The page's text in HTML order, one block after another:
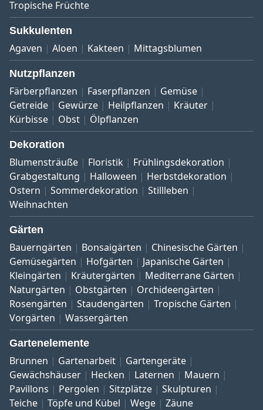
Tropische Früchte
Sukkulenten
Agaven Aloen Kakteen Mittagsblumen
Nutzpflanzen
Färberpflanzen Faserpflanzen
Gemüse
Getreide
Gewürze Heilpflanzen
Kräuter
Kürbisse
Obst Ölpflanzen
Dekoration
Blumensträuße Floristik
Frühlingsdekoration
Grabgestaltung
Halloween
Herbstdekoration
Ostern
Sommerdekoration
Stillleben
Weihnachten
Gärten
Bauerngärten Bonsaigärten
Chinesische Gärten
Gemüsegärten
Hofgärten
Japanische Gärten
Kleingärten
Kräutergärten
Mediterrane Gärten
Naturgärten
Obstgärten
Orchideengärten
Rosengärten
Staudengärten
Tropische Gärten
Vorgärten
Wassergärten
Gartenelemente
Brunnen Gartenarbeit
Gartengeräte
Gewächshäuser
Hecken Laternen
Mauern
Pavillons
Pergolen Sitzplätze
Skulpturen
Teiche
Töpfe und Kübel Wege Zäune